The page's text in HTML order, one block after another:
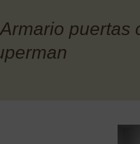
Armario puertas